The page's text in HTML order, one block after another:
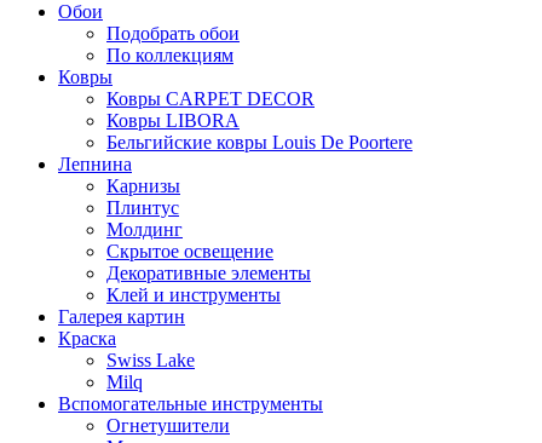
Обои
Подобрать обои
По коллекциям
Ковры
Ковры CARPET DECOR
Ковры LIBORA
Бельгийские ковры Louis De Poortere
Лепнина
Карнизы
Плинтус
Молдинг
Скрытое освещение
Декоративные элементы
Клей и инструменты
Галерея картин
Краска
Swiss Lake
Milq
Вспомогательные инструменты
Огнетушители